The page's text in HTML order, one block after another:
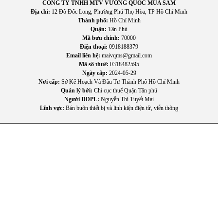
Lớp phủ chống ăn mòn giúp bảo vệ dàn nóng và dàn lạnh,
giảm nguy cơ hư hỏng do môi trường.
Các chế độ Follow Me, Turbo, Sleep và tự làm sạch giúp
người dùng dễ dàng sử dụng hằng ngày.
CÔNG TY TNHH MTV VƯƠNG QUỐC MUA SẮM
Địa chỉ: 12 Đô Đốc Long, Phường Phú Thọ Hòa, TP Hồ Chí Minh
Thành phố: Hồ Chí Minh
Quận: Tân Phú
Mã bưu chính: 70000
Điện thoại: 0918188379
Email liên hệ: maivqms@gmail.com
Mã số thuế: 0318482595
Ngày cấp: 2024-05-29
Nơi cấp: Sở Kế Hoạch Và Đầu Tư Thành Phố Hồ Chí Minh
Quản lý bởi: Chi cục thuế Quận Tân phú
Người ĐDPL: Nguyễn Thị Tuyết Mai
Lĩnh vực: Bán buôn thiết bị và linh kiện điện tử, viễn thông